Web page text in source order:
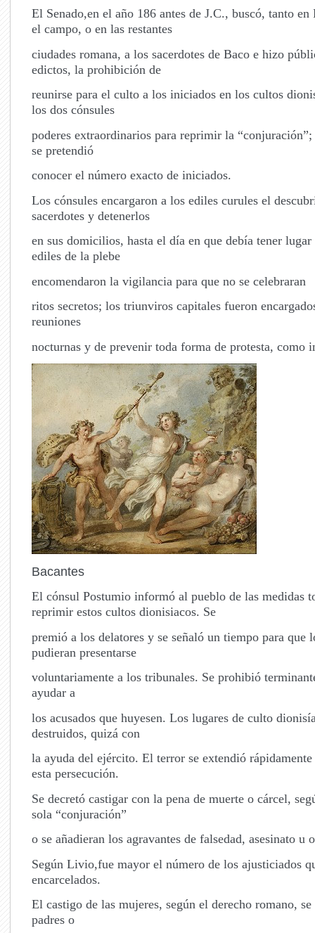
El Senado,en el año 186 antes de J.C., buscó, tanto en
el campo, o en las restantes
ciudades romana, a los sacerdotes de Baco e hizo
edictos, la prohibición de
reunirse para el culto a los iniciados en los cultos
los dos cónsules
poderes extraordinarios para reprimir la
se pretendió
conocer el número exacto de iniciados.
Los cónsules encargaron a los ediles curules el
sacerdotes y detenerlos
en sus domicilios, hasta el día en que debía tener
ediles de la plebe
encomendaron la vigilancia para que no se celebraran
ritos secretos; los triunviros capitales fueron
reuniones
nocturnas y de prevenir toda forma de protesta, como
Bacantes
El cónsul Postumio informó al pueblo de las medidas
reprimir estos cultos dionisiacos. Se
premió a los delatores y se señaló un tiempo para que
pudieran presentarse
voluntariamente a los tribunales. Se prohibió
ayudar a
los acusados que huyesen. Los lugares de culto
destruidos, quizá con
la ayuda del ejército. El terror se extendió
esta persecución.
Se decretó castigar con la pena de muerte o cárcel,
sola “conjuración”
o se añadieran los agravantes de falsedad, asesinato u
Según Livio,fue mayor el número de los ajusticiados
encarcelados.
El castigo de las mujeres, según el derecho romano,
padres o